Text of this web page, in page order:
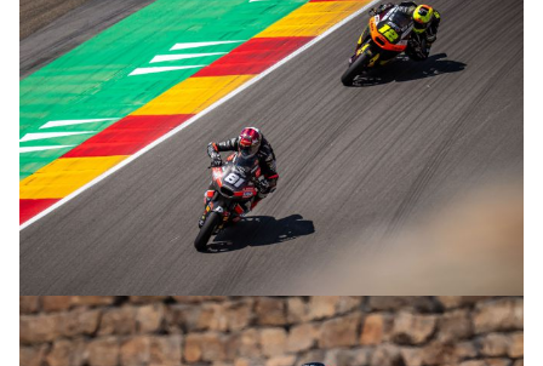
© R. Lekl